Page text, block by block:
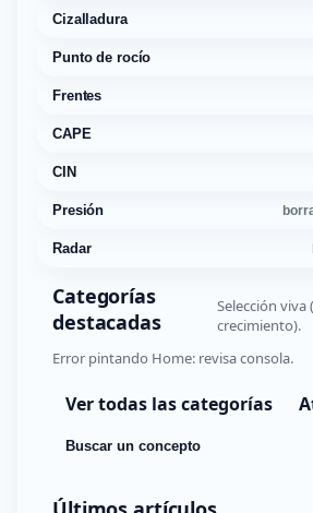
Cizalladura
Punto de rocío
Frentes
CAPE
CIN
Presión
Radar
Categorías
destacadas
Selección
crecimiento).
Error pintando Home: revisa consola.
Ver todas las categorías
Buscar un concepto